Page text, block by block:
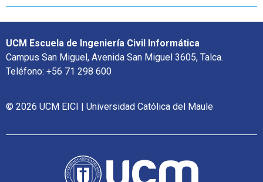
UCM Escuela de Ingeniería Civil Informática
Campus San Miguel, Avenida San Miguel 3605, Talca.
Teléfono: +56 71 298 600
© 2026 UCM EICI | Universidad Católica del Maule